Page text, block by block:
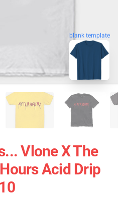
blank template
Vlone X The
Acid Drip